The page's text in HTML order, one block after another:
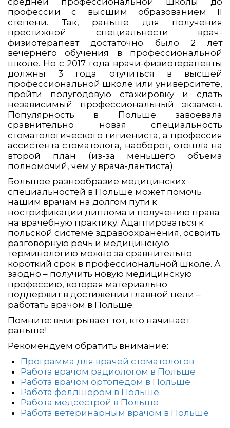
профессии с высшим образованием II
степени. Так, раньше для получения
престижной специальности врач-
физиотерапевт достаточно было 2 лет
вечернего обучения в профессиональной
школе. Но с 2017 года врачи-физиотерапевты
должны 3 года отучиться в высшей
профессиональной школе или университете,
пройти полугодовую стажировку и сдать
независимый профессиональный экзамен.
Популярность в Польше завоевала
сравнительно новая специальность
стоматологического гигиениста, а профессия
ассистента стоматолога, наоборот, отошла на
второй план (из-за меньшего объема
полномочий, чем у врача-дантиста).
Большое разнообразие медицинских
специальностей в Польше может помочь
нашим врачам на долгом пути к
нострификации диплома и получению права
на врачебную практику. Адаптироваться к
польской системе здравоохранения, освоить
разговорную речь и медицинскую
терминологию можно за сравнительно
короткий срок в профессиональной школе. А
заодно – получить новую медицинскую
профессию, которая материально
поддержит в достижении главной цели –
работать врачом в Польше.
Помните: выигрывает тот, кто начинает
раньше!
Рекомендуем обратить внимание:
Программа для врачей стоматологов
Работа врачом радиологом в Польше
Работа врачом ортопедом в Польше
Работа фелдшером в Польше
Работа медсестрой в Польше
Работа ветеринарным врачом в Польше